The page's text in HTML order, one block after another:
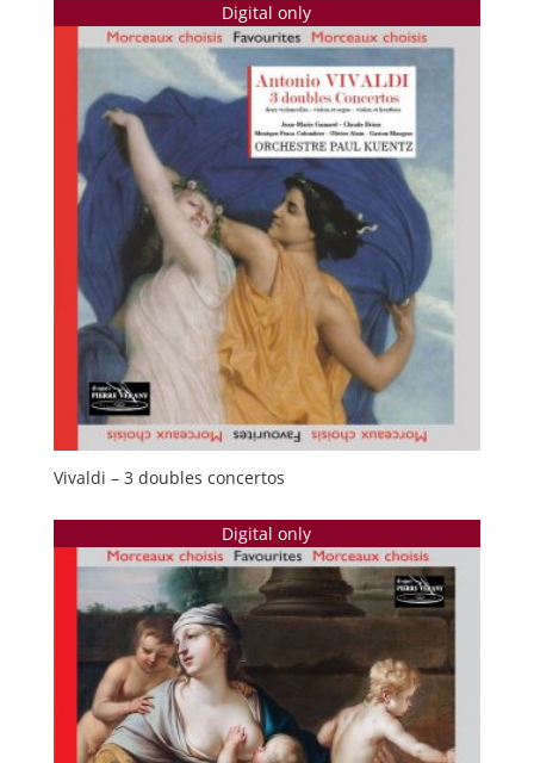
Digital only
Vivaldi – 3 doubles concertos
Digital only